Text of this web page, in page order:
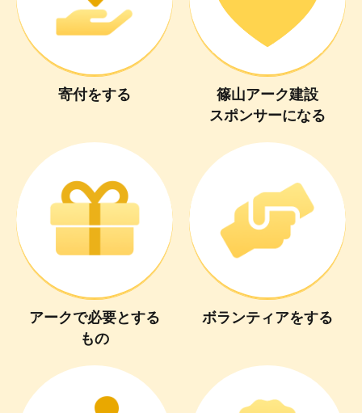
寄付をする
篠山アーク建設
スポンサーになる
アークで必要とする
もの
ボランティアをする